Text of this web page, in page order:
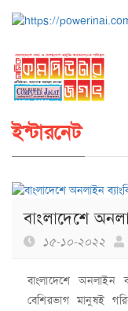
ইন্টারনেট
বাংলাদেশে
১৫-১০-২০২২
বাংলাদেশে অনলাইন
বেশিরভাগ মানুষই